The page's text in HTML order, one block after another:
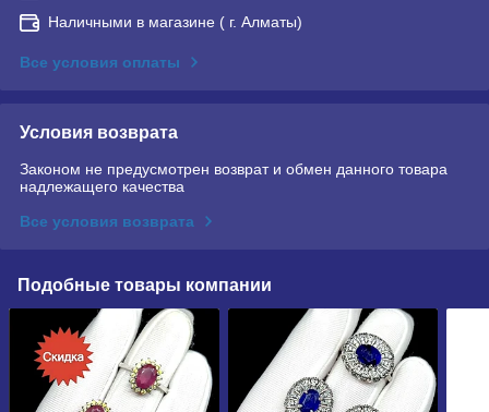
Наличными в магазине ( г. Алматы)
Все условия оплаты
Условия возврата
Законом не предусмотрен возврат и обмен данного товара
надлежащего качества
Все условия возврата
Подобные товары компании